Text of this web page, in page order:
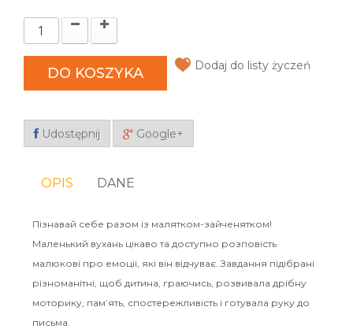
DO KOSZYKA Dodaj do listy życzeń
Udostępnij Google+
OPIS DANE
Пізнавай себе разом із малятком-зайченятком!
Маленький вухань цікаво та доступно розповість
малюкові про емоції, які він відчуває. Завдання підібрані
різноманітні, щоб дитина, граючись, розвивала дрібну
моторику, пам’ять, спостережливість і готувала руку до
письма.